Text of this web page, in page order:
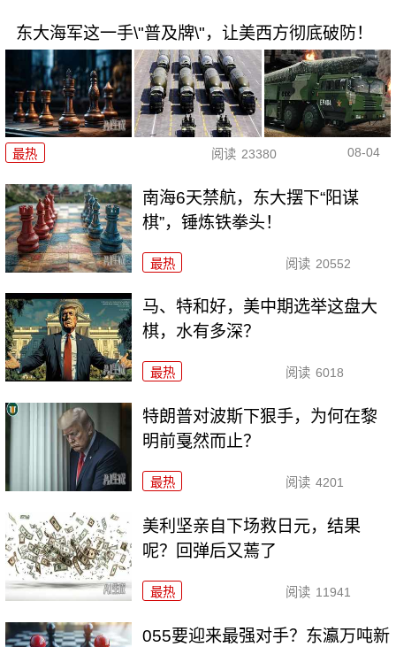
东大海军这一手\"普及牌\"，让美西方彻底破防！
最热 阅读 23380 08-04
南海6天禁航，东大摆下“阳谋
棋”，锤炼铁拳头！
最热 阅读 20552
马、特和好，美中期选举这盘大
棋，水有多深？
最热 阅读 6018
特朗普对波斯下狠手，为何在黎
明前戛然而止？
最热 阅读 4201
美利坚亲自下场救日元，结果
呢？回弹后又蔫了
最热 阅读 11941
055要迎来最强对手？东瀛万吨新